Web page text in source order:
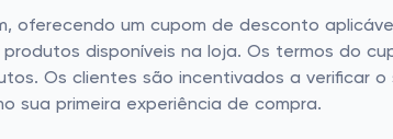
oferecendo um cupom de desconto
disponíveis na loja. Os termos do
Os clientes são incentivados a verificar
sua primeira experiência de compra.